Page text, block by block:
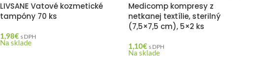
LIVSANE Vatové kozmetické
tampóny 70 ks
1,98€ s DPH
Na sklade
Medicomp kompresy z
netkanej textílie, sterilný
(7,5×7,5 cm), 5×2 ks
1,10€ s DPH
Na sklade